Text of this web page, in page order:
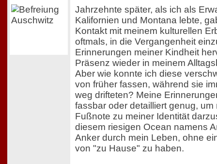
Jahrzehnte später, als ich als
Kalifornien und Montana lebte,
Kontakt mit meinem kulturellen
oftmals, in die Vergangenheit
Erinnerungen meiner Kindheit
Präsenz wieder in meinem
Aber wie konnte ich diese
von früher fassen, während sie
weg drifteten? Meine
fassbar oder detailliert genug, um
Fußnote zu meiner Identität
diesem riesigen Ocean namens
Anker durch mein Leben, ohne
von "zu Hause" zu haben.